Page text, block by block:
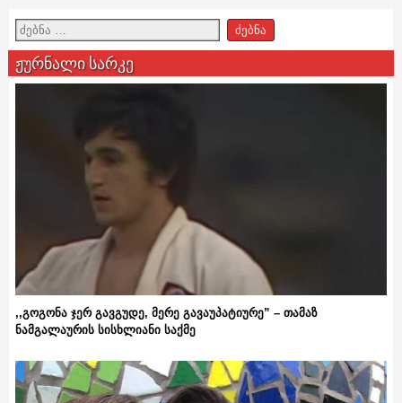
ჟურნალი სარკე
,,გოგონა ჯერ გავგუდე, მერე გავაუპატიურე” – თამაზ
ნამგალაურის სისხლიანი საქმე